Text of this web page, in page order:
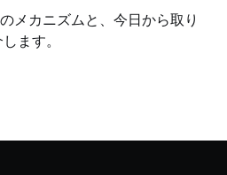
メカニズムと、今日から取り
ます。